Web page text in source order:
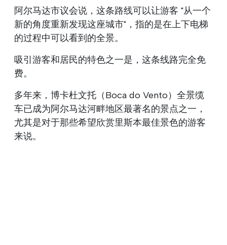
阿尔马达市议会说，这条路线可以让游客 "从一个
新的角度重新发现这座城市"，指的是在上下电梯
的过程中可以看到的全景。
吸引游客和居民的特色之一是，这条线路完全免
费。
多年来，博卡杜文托（Boca do Vento）全景缆
车已成为阿尔马达河畔地区最著名的景点之一，
尤其是对于那些希望欣赏里斯本最佳景色的游客
来说。